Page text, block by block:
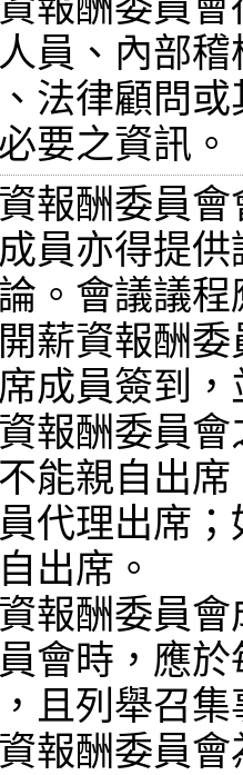
員、內部
法律顧問
要之資訊。
報酬委員
員亦得提
。會議議
薪資報酬
成員簽到
報酬委員
能親自出
代理出席
出席。
報酬委員
會時，應
且列舉召
報酬委員